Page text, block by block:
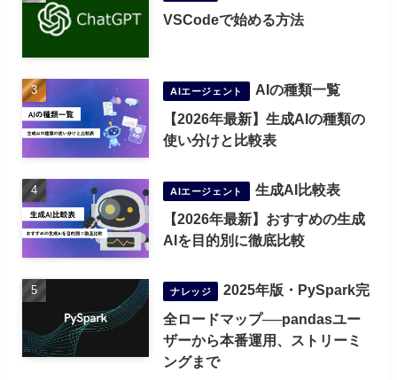
VSCodeで始める方法
AIエージェント
AIの種類一覧
【2026年最新】生成AIの種類の
使い分けと比較表
AIエージェント
生成AI比較表
【2026年最新】おすすめの生成
AIを目的別に徹底比較
ナレッジ
2025年版・PySpark完
全ロードマップ──pandasユー
ザーから本番運用、ストリーミ
ングまで